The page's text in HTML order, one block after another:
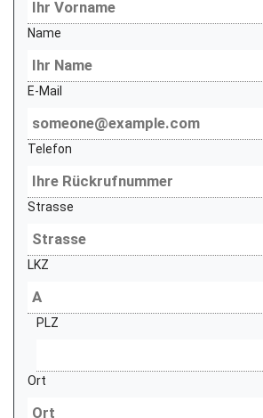
Name
E-Mail
Telefon
Strasse
LKZ
PLZ
Ort